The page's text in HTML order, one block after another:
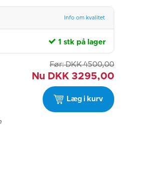
Info om kvalitet
1 stk på lager
Før: DKK 4500,00
Nu DKK 3295,00
Læg i kurv